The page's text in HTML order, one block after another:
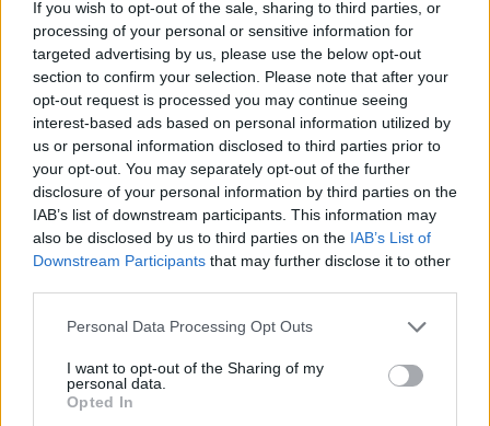
If you wish to opt-out of the sale, sharing to third parties, or
processing of your personal or sensitive information for
targeted advertising by us, please use the below opt-out
section to confirm your selection. Please note that after your
opt-out request is processed you may continue seeing
interest-based ads based on personal information utilized by
us or personal information disclosed to third parties prior to
your opt-out. You may separately opt-out of the further
disclosure of your personal information by third parties on the
IAB’s list of downstream participants. This information may
also be disclosed by us to third parties on the IAB’s List of
Downstream Participants that may further disclose it to other
Please note that this website/app uses one or more Google
not limited to your visit or usage behaviour. You may click to
grant or deny consent to Google and its third-party tags to
use your data for below specified purposes in below Google
Personal Data Processing Opt Outs
I want to opt-out of the Sharing of my
personal data.
Opted In
miért ítélünk kellemesnek vagy idegesítőnek
valamely hangot. Kiderül, hogyan működik az
egyensúlyszerv, azaz miképp tanulunk meg
biciklizni, miért félünk a pókoktól, vagy
éppen miért nem utazunk szívesen lifttel -
tájékoztatott a múzeum.
A kiállítás 700 négyzetméteren kínál ízelítőt a
különböző, így például az optikai és a
tapintási illúziókból. Fény derül arra, hogy
paprikát forrónak, illetve mikor vezetnek
minket a szagok az orrunknál fogva. A tárlat
magyarázatot kínál a különféle fóbiák okaira,
a déja vu érzésre és az érzékek csalásaira.